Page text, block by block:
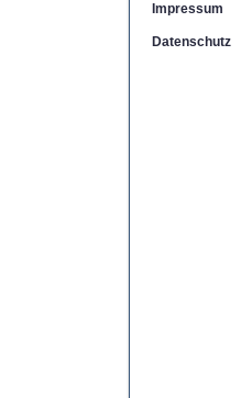
Impressum
Datenschutz